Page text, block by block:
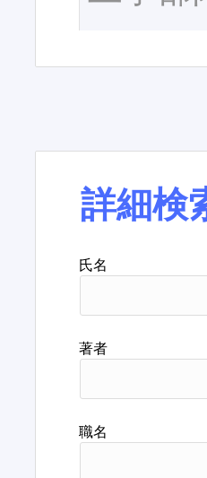
詳細検
氏名
著者
職名